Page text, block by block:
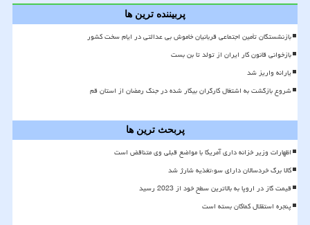
پربیننده ترین ها
بازنشستگان تأمین اجتماعی قربانیان خاموش بی عدالتی در ایام سخت کشور
بازخوانی قانون کار ایران از تولد تا بن بست
یارانه واریز شد
شروع بازگشت به اشتغال کارگران بیکار شده در جنگ رمضان از استان قم
پربحث ترین ها
اظهارات وزیر خزانه داری آمریکا با مواضع قبلی وی متناقض است
کالا برگ خردسالان دارای سوءتغذیه شارژ شد
قیمت گاز در اروپا به بالاترین سطح خود از 2023 رسید
پنجره استقلال کماکان بسته است